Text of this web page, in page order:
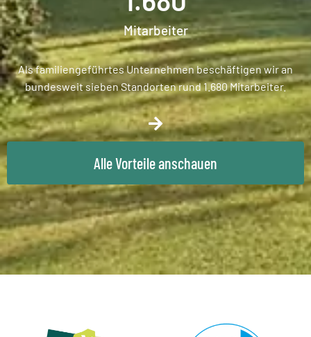
Mitarbeiter
Als familiengeführtes Unternehmen beschäftigen wir an
bundesweit sieben Standorten rund 1.680 Mitarbeiter.
Alle Vorteile anschauen